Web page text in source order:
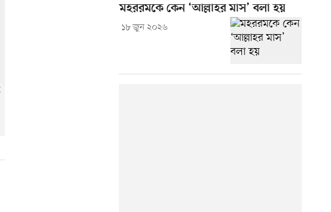
মহররমকে কেন ‘আল্লাহর মাস’ বলা হয়
১৮ জুন ২০২৬